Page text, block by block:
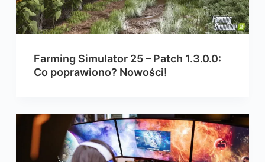
Farming Simulator 25 – Patch 1.3.0.0:
Co poprawiono? Nowości!